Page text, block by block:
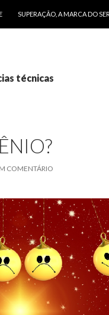
SUPERAÇÃO, A MARCA DO
técnicas
COMENTÁRIO